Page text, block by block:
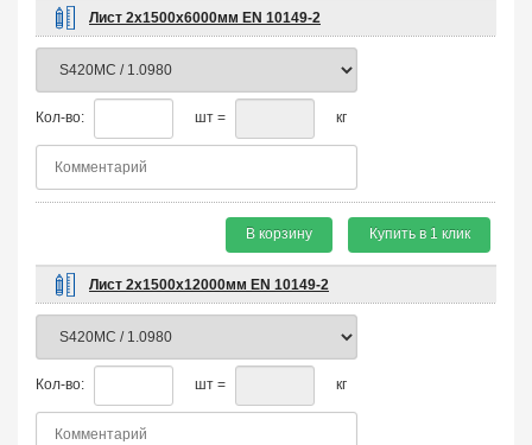
Лист 2х1500х6000мм EN 10149-2
Кол-во: шт = кг
В корзину Купить в 1 клик
Лист 2х1500х12000мм EN 10149-2
Кол-во: шт = кг